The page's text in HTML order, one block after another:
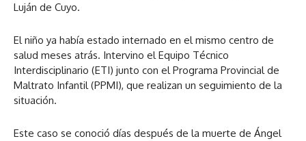
Luján de Cuyo.
El niño ya había estado internado en el mismo centro de
salud meses atrás. Intervino el Equipo Técnico
Interdisciplinario (ETI) junto con el Programa Provincial de
Maltrato Infantil (PPMI), que realizan un seguimiento de la
situación.
Este caso se conoció días después de la muerte de Ángel